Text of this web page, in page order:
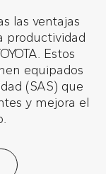
las ventajas
productividad
Estos
equipados
(SAS) que
y mejora el